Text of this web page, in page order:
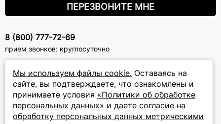
Мы используем файлы cookie. Оставаясь на
сайте, вы подтверждаете, что ознакомлены и
принимаете условия «Политики об обработке
персональных данных» и даете согласие на
обработку персональных данных метрическими
ПЕРЕЗВОНИТЕ МНЕ
8 (800) 777-72-69
прием звонков: круглосуточно
ПОДПИСКА НА РАССЫЛКУ
Подписаться на новости
Подписываясь на рассылку, вы соглашаетесь с условиямиПолитики